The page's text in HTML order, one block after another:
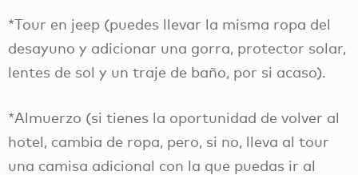
*Tour en jeep (puedes llevar la misma ropa del
desayuno y adicionar una gorra, protector solar,
lentes de sol y un traje de baño, por si acaso).
*Almuerzo (si tienes la oportunidad de volver al
hotel, cambia de ropa, pero, si no, lleva al tour
una camisa adicional con la que puedas ir al